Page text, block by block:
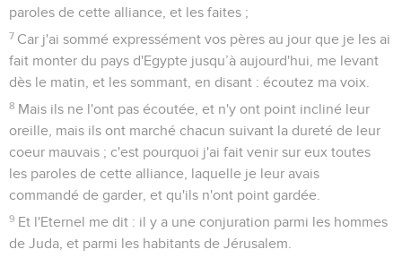
paroles de cette alliance, et les faites ;
7 Car j'ai sommé expressément vos pères au jour que je les ai
fait monter du pays d'Egypte jusqu’à aujourd'hui, me levant
dès le matin, et les sommant, en disant : écoutez ma voix.
8 Mais ils ne l'ont pas écoutée, et n'y ont point incliné leur
oreille, mais ils ont marché chacun suivant la dureté de leur
coeur mauvais ; c'est pourquoi j'ai fait venir sur eux toutes
les paroles de cette alliance, laquelle je leur avais
commandé de garder, et qu'ils n'ont point gardée.
9 Et l'Eternel me dit : il y a une conjuration parmi les hommes
de Juda, et parmi les habitants de Jérusalem.